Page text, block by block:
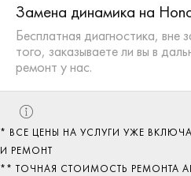
Замена динамика на
Бесплатная диагностика, вне
того, заказываете ли вы в
ремонт у нас.
* ВСЕ ЦЕНЫ НА УСЛУГИ УЖЕ
И РЕМОНТ
** ТОЧНАЯ СТОИМОСТЬ РЕМОНТА